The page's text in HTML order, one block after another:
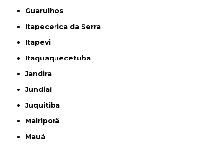
Guarulhos
Itapecerica da Serra
Itapevi
Itaquaquecetuba
Jandira
Jundiaí
Juquitiba
Mairiporã
Mauá